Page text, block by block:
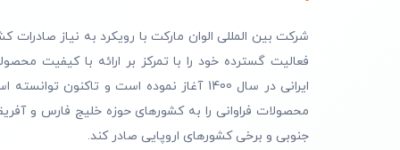
شرکت بین المللی الوان مارکت با رویکرد به نیاز صادرات
فعالیت گسترده خود را با تمرکز بر ارائه با کیفیت
ایرانی در سال 1400 آغاز نموده است و تاکنون
محصولات فراوانی را به کشورهای حوزه خلیج فارس و
جنوبی و برخی کشورهای اروپایی صادر کند.